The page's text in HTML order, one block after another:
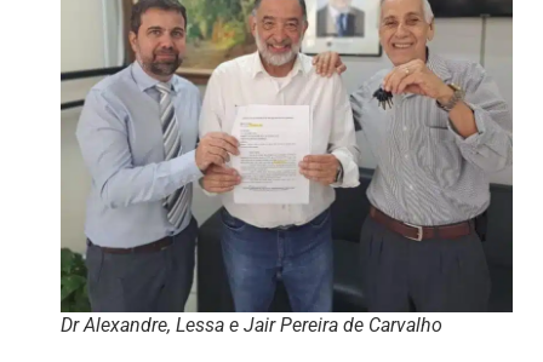
Dr Alexandre, Lessa e Jair Pereira de Carvalho